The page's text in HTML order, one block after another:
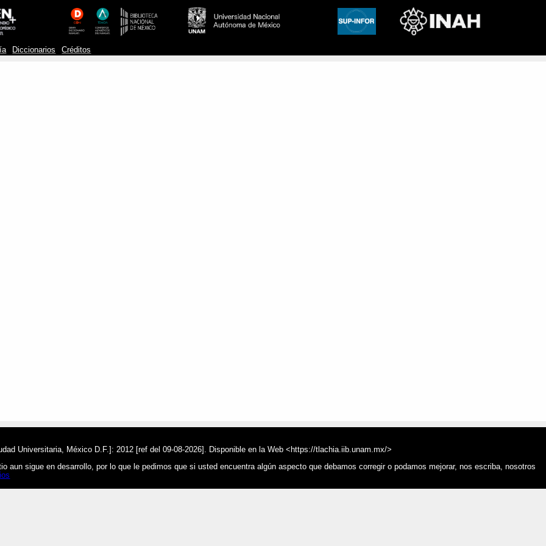
Diccionarios Créditos
Universitaria, México D.F.]: 2012 [ref del 09-08-2026]. Disponible en la Web <https://tlachia.iib.unam.mx/>
aun sigue en desarrollo, por lo que le pedimos que si usted encuentra algún aspecto que debamos corregir o podamos mejorar, nos escriba, nosotros